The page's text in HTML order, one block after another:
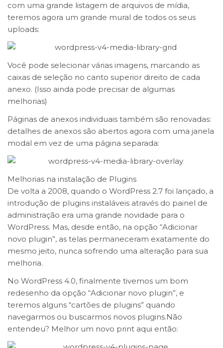
com uma grande listagem de arquivos de mídia,
teremos agora um grande mural de todos os seus
uploads:
Você pode selecionar várias imagens, marcando as
caixas de seleção no canto superior direito de cada
anexo. (Isso ainda pode precisar de algumas
melhorias)
Páginas de anexos individuais também são renovadas:
detalhes de anexos são abertos agora com uma janela
modal em vez de uma página separada:
Melhorias na instalação de Plugins
De volta a 2008, quando o WordPress 2.7 foi lançado, a
introdução de plugins instaláveis através do painel de
administração era uma grande novidade para o
WordPress. Mas, desde então, na opção “Adicionar
novo plugin”, as telas permaneceram exatamente do
mesmo jeito, nunca sofrendo uma alteração para sua
melhoria.
No WordPress 4.0, finalmente tivemos um bom
redesenho da opção “Adicionar novo plugin”, e
teremos alguns “cartões de plugins” quando
navegarmos ou buscarmos novos plugins.Não
entendeu? Melhor um novo print aqui então: